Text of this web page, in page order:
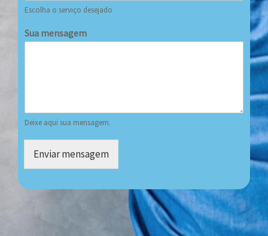
Escolha o serviço desejado
Sua mensagem
Deixe aqui sua mensagem.
Enviar mensagem